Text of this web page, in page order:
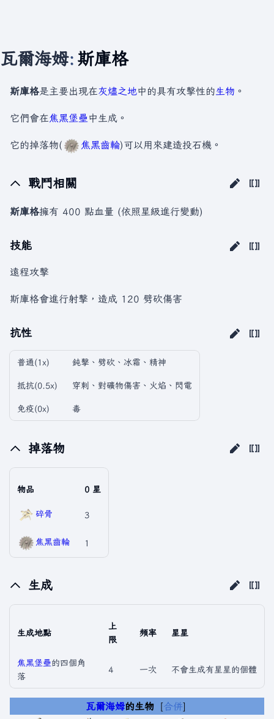
瓦爾海姆: 斯庫格
斯庫格是主要出現在灰燼之地中的具有攻擊性的生物 。
它們會在焦黑堡壘中生成。
它的掉落物( 焦黑齒輪)可以用來建造投石機。
戰鬥相關
斯庫格擁有 400 點血量 (依照星級進行變動)
技能
遠程攻擊
斯庫格會進行射擊，造成 120 劈砍傷害
抗性
普通(1x) 鈍擊、劈砍、冰霜、精神
抵抗(0.5x) 穿刺、對礦物傷害、火焰、閃電
免疫(0x) 毒
掉落物
物品 0 星
碎骨 3
焦黑齒輪 1
生成
生成地點
上
限
頻率 星星
焦黑堡壘的四個角
落
4 一次 不會生成有星星的個體
瓦爾海姆的生物
合併